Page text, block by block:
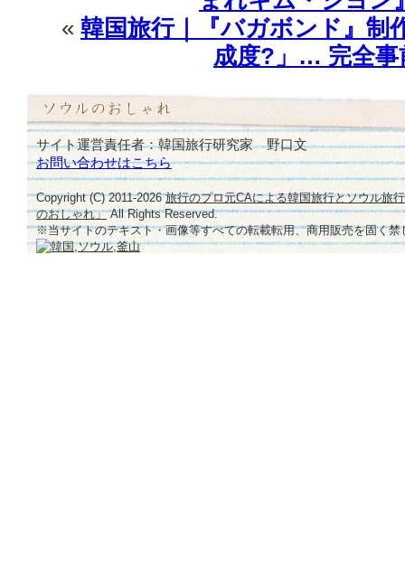
« 韓国旅行｜『バガボンド』制
成度?」… 完全事
サイト運営責任者：韓国旅行研究家 野口文
お問い合わせはこちら
Copyright (C) 2011-2026旅行のプロ元CAによる韓国旅行とソウル旅
のおしゃれ」All Rights Reserved.
※当サイトのテキスト・画像等すべての転載転用、商用販売を固く禁